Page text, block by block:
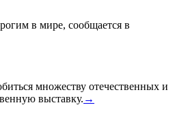
в мире, сообщается в
множеству отечественных и
выставку. →